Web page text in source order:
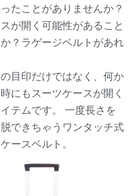
たことがありませんか？
が開く可能性があること
？ラゲージベルトがあれ
目印だけではなく、何か
にもスーツケースが開く
テムです。 一度長さを
できちゃうワンタッチ式
ースベルト。